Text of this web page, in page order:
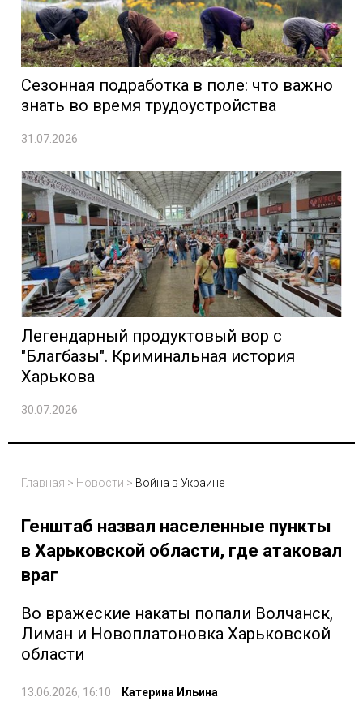
Сезонная подработка в поле: что важно
знать во время трудоустройства
31.07.2026
Легендарный продуктовый вор с
"Благбазы". Криминальная история
Харькова
30.07.2026
Главная > Новости > Война в Украине
Генштаб назвал населенные пункты
в Харьковской области, где атаковал
враг
Во вражеские накаты попали Волчанск,
Лиман и Новоплатоновка Харьковской
области
13.06.2026, 16:10 Катерина Ильина